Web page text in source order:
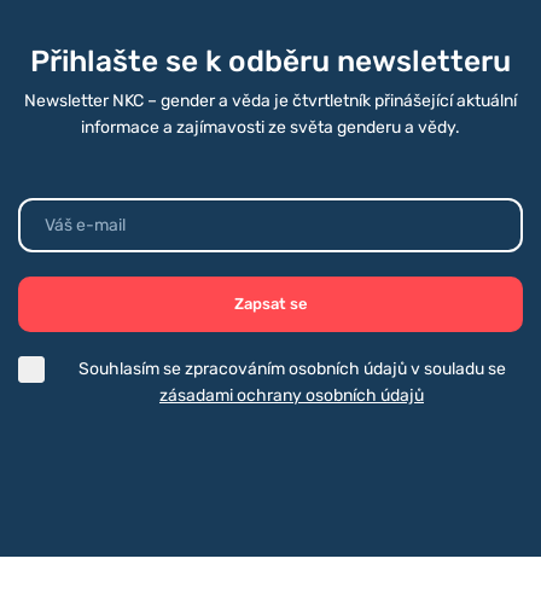
Přihlašte se k odběru newsletteru
Newsletter NKC – gender a věda je čtvrtletník přinášející aktuální
informace a zajímavosti ze světa genderu a vědy.
Zapsat se
Souhlasím se zpracováním osobních údajů v souladu se
zásadami ochrany osobních údajů